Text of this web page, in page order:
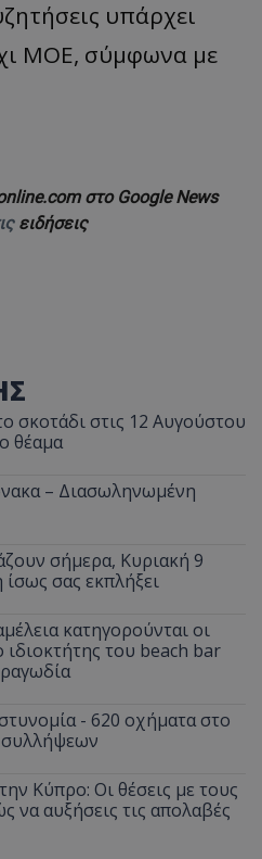
υπάρχει
ΜΟΕ, σύμφωνα με
στο Google News
ειδήσεις
σκοτάδι στις 12 Αυγούστου
θέαμα
– Διασωληνωμένη
σήμερα, Κυριακή 9
σας εκπλήξει
κατηγορούνται οι
ιδιοκτήτης του beach bar
- 620 οχήματα στο
συλλήψεων
Κύπρο: Οι θέσεις με τους
να αυξήσεις τις απολαβές